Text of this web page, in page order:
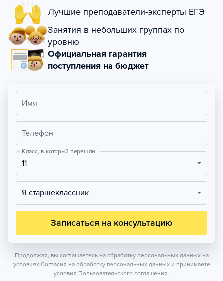
Лучшие преподаватели-эксперты ЕГЭ
Занятия в небольших группах по
уровню
Официальная гарантия
поступления на бюджет
Имя
Телефон
Класс, в который перешли
11
Я старшеклассник
Записаться на консультацию
Продолжая, вы соглашаетесь на обработку персональных данных на
условиях Согласия на обработку персональных данных и принимаете
условия Пользовательского соглашения.